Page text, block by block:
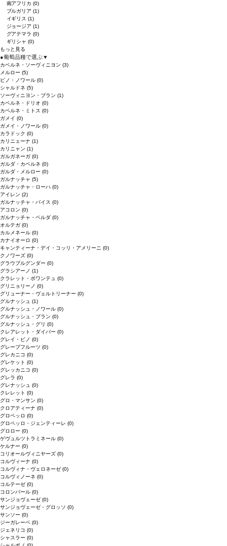
南アフリカ(0)
ブルガリア(1)
イギリス(1)
ジョージア(1)
グアテマラ(0)
ギリシャ(0)
もっと見る
●葡萄品種で選ぶ▼
カベルネ・ソーヴィニヨン (3)
メルロー (5)
ピノ・ノワール (0)
シャルドネ (5)
ソーヴィニヨン・ブラン (1)
カベルネ・ドリオ (0)
カベルネ・ミトス (0)
ガメイ (0)
ガメイ・ノワール (0)
カラドック (0)
カリニェーナ (1)
カリニャン (1)
ガルガネーガ (0)
ガルダ・カベルネ (0)
ガルダ・メルロー (0)
ガルナッチャ (5)
ガルナッチャ・ローハ (0)
アイレン (2)
ガルナッチャ・パイス (0)
アコロン (0)
ガルナッチャ・ペルダ (0)
オルテガ (0)
カルメネール (0)
カナイオーロ (0)
キャンティーナ・デイ・コッリ・アメリーニ (0)
クノワーズ (0)
グラウブルグンダー (0)
グラシアーノ (1)
クラレット・ボワンテュ (0)
グリニョリーノ (0)
グリューナー・ヴェルトリーナー (0)
グルナッシュ (1)
グルナッシュ・ノワール (0)
グルナッシュ・ブラン (0)
グルナッシュ・グリ (0)
クレアレット・ダイバー (0)
グレイ・ピノ (0)
グレープフルーツ (0)
グレカニコ (0)
グレケット (0)
グレッカニコ (0)
グレラ (0)
グレナッシュ (0)
クレレット (0)
グロ・マンサン (0)
クロアティーナ (0)
グロペッロ (0)
グロペッロ・ジェンティーレ (0)
グロロー (0)
ゲヴュルツトラミネール (0)
ケルナー (0)
コリオールヴィニヤーズ (0)
コルヴィーナ (0)
コルヴィナ・ヴェロネーゼ (0)
コルヴィノーネ (0)
コルテーゼ (0)
コロンバール (0)
サンジョヴェーゼ (0)
サンジョヴェーゼ・グロッソ (0)
サンソー (0)
ジーガレーベ (0)
ジェネリコ (0)
シャスラー (0)